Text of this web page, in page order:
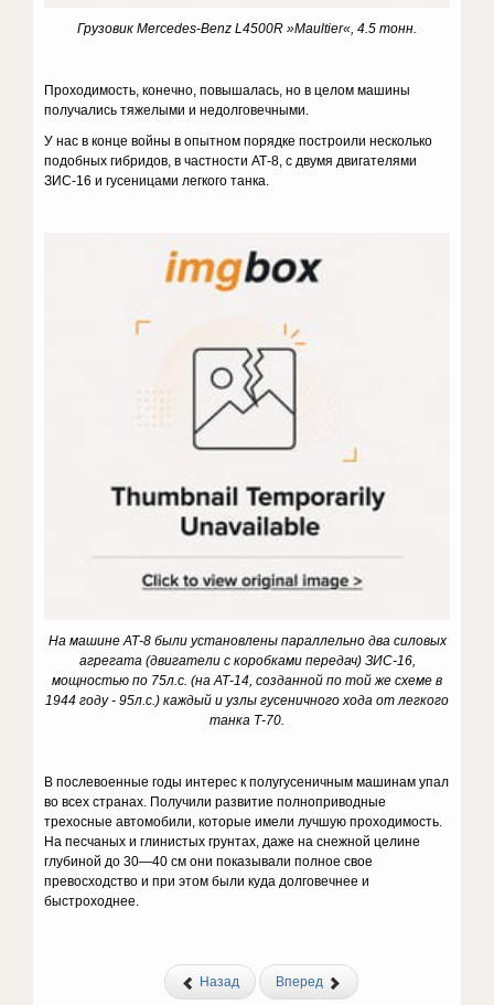
Грузовик Mercedes-Benz L4500R »Maultier«, 4.5 тонн.
Проходимость, конечно, повышалась, но в целом машины
получались тяжелыми и недолговечными.
У нас в конце войны в опытном порядке построили несколько
подобных гибридов, в частности АТ-8, с двумя двигателями
ЗИС-16 и гусеницами легкого танка.
На машине АТ-8 были установлены параллельно два силовых
агрегата (двигатели с коробками передач) ЗИС-16,
мощностью по 75л.с. (на АТ-14, созданной по той же схеме в
1944 году - 95л.с.) каждый и узлы гусеничного хода от легкого
танка Т-70.
В послевоенные годы интерес к полугусеничным машинам упал
во всех странах. Получили развитие полноприводные
трехосные автомобили, которые имели лучшую проходимость.
На песчаных и глинистых грунтах, даже на снежной целине
глубиной до 30—40 см они показывали полное свое
превосходство и при этом были куда долговечнее и
быстроходнее.
Назад Вперед